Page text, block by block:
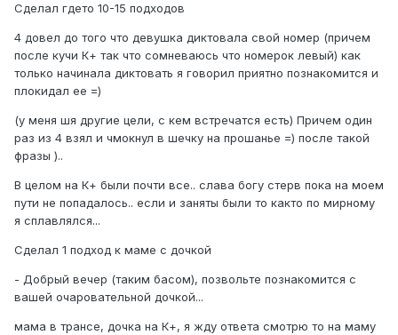
Сделал гдето 10-15 подходов
4 довел до того что девушка диктовала свой номер (причем
после кучи К+ так что сомневаюсь что номерок левый) как
только начинала диктовать я говорил приятно познакомится и
плокидал ее =)
(у меня шя другие цели, с кем встречатся есть) Причем один
раз из 4 взял и чмокнул в шечку на прошанье =) после такой
фразы )..
В целом на К+ были почти все.. слава богу стерв пока на моем
пути не попадалось.. если и заняты были то както по мирному
я сплавлялся...
Сделал 1 подход к маме с дочкой
- Добрый вечер (таким басом), позвольте познакомится с
вашей очаровательной дочкой...
мама в трансе, дочка на К+, я жду ответа смотрю то на маму